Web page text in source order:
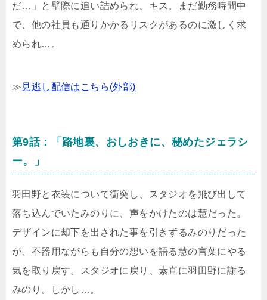
だ…」と壁際に追い詰められ、キス。まだ勤務時間中
で、他の社員も通りかかるリスクがあるのに激しく求
められ…。
≫ 見逃し配信はこちら(外部)
第9話：「路地裏、おしおきに、秘めたジェラシ
ー。」
羽田野と衣装について衝突し、スタジオを飛び出して
落ち込んでいたみのりに、声をかけたのは慧だった。
デザインに却下を出された事を引きずるみのりだった
が、不器用ながらも自分の想いを語る慧の言葉にやる
気を取り戻す。スタジオに戻り、素直に羽田野に謝る
みのり。しかし…。